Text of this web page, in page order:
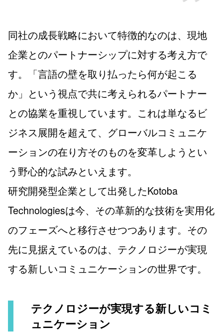
同社の成長戦略において特徴的なのは、現地
企業とのパートナーシップに対する考え方で
す。「言語の壁を取り払ったら何が起こる
か」という視点で共に考えられるパートナー
との協業を重視しています。これは単なるビ
ジネス展開を超えて、グローバルコミュニケ
ーションの在り方そのものを変革しようとい
う野心的な試みといえます。
研究開発型企業として出発したKotoba
Technologiesは今、その革新的な技術を実用化
のフェーズへと移行させつつあります。その
先に見据えているのは、テクノロジーが実現
する新しいコミュニケーションの世界です。
テクノロジーが実現する新しいコミ
ュニケーション